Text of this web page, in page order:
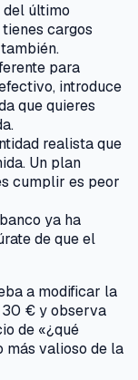
último
cargos
para
introduce
que quieres
realista que
Un plan
cumplir es peor
ya ha
de que el
a modificar la
30 € y observa
de «¿qué
más valioso de la